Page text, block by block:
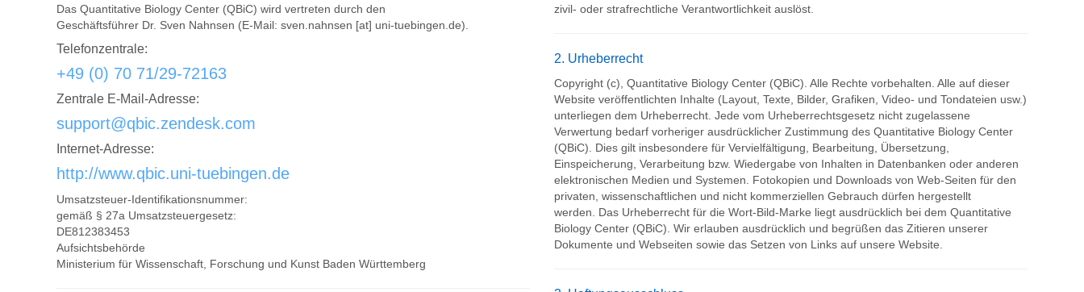
Das Quantitative Biology Center (QBiC) wird vertreten durch den
Geschäftsführer Dr. Sven Nahnsen (E-Mail: sven.nahnsen [at] uni-tuebingen.de).
Telefonzentrale:
+49 (0) 70 71/29-72163
Zentrale E-Mail-Adresse:
support@qbic.zendesk.com
Internet-Adresse:
http://www.qbic.uni-tuebingen.de
Umsatzsteuer-Identifikationsnummer:
gemäß § 27a Umsatzsteuergesetz:
DE812383453
Aufsichtsbehörde
Ministerium für Wissenschaft, Forschung und Kunst Baden Württemberg
zivil- oder strafrechtliche Verantwortlichkeit auslöst.
2. Urheberrecht
Copyright (c), Quantitative Biology Center (QBiC). Alle Rechte vorbehalten. Alle auf dieser
Website veröffentlichten Inhalte (Layout, Texte, Bilder, Grafiken, Video- und Tondateien usw.)
unterliegen dem Urheberrecht. Jede vom Urheberrechtsgesetz nicht zugelassene
Verwertung bedarf vorheriger ausdrücklicher Zustimmung des Quantitative Biology Center
(QBiC). Dies gilt insbesondere für Vervielfältigung, Bearbeitung, Übersetzung,
Einspeicherung, Verarbeitung bzw. Wiedergabe von Inhalten in Datenbanken oder anderen
elektronischen Medien und Systemen. Fotokopien und Downloads von Web-Seiten für den
privaten, wissenschaftlichen und nicht kommerziellen Gebrauch dürfen hergestellt
werden. Das Urheberrecht für die Wort-Bild-Marke liegt ausdrücklich bei dem Quantitative
Biology Center (QBiC). Wir erlauben ausdrücklich und begrüßen das Zitieren unserer
Dokumente und Webseiten sowie das Setzen von Links auf unsere Website.